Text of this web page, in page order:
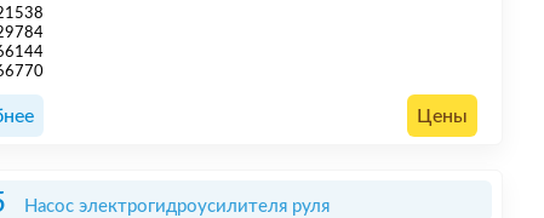
Цены
Насос электрогидроусилителя руля